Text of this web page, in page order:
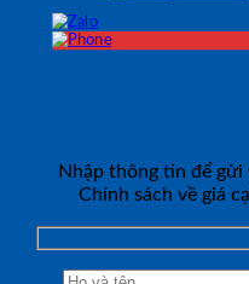
Nhập thông tin để gửi
Chính sách về giá